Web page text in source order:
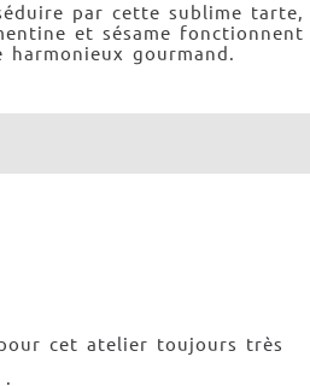
par cette sublime tarte,
et sésame fonctionnent
gourmand.
cet atelier toujours très